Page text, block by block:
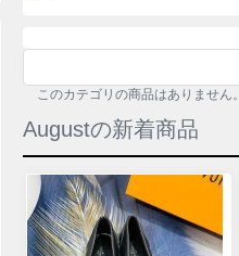
このカテゴリの商品はありません。
Augustの新着商品